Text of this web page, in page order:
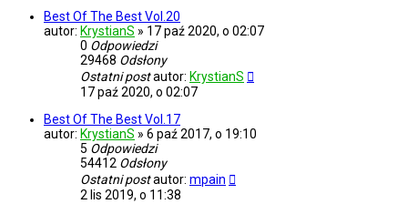
Best Of The Best Vol.20
autor: KrystianS » 17 paź 2020, o 02:07
0 Odpowiedzi
29468 Odsłony
Ostatni postautor: KrystianS
17 paź 2020, o 02:07
Best Of The Best Vol.17
autor: KrystianS » 6 paź 2017, o 19:10
5 Odpowiedzi
54412 Odsłony
Ostatni postautor: mpain
2 lis 2019, o 11:38